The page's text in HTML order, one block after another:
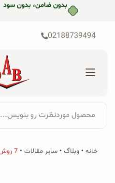
بدون ضامن، بدون سود
02188739494
برای:
جستجو...
پکیج‌ها
محصول موردنظرت رو بنویس...
خانه • وبلاگ • سایر مقالات • 7 روش مقابله با یبوست